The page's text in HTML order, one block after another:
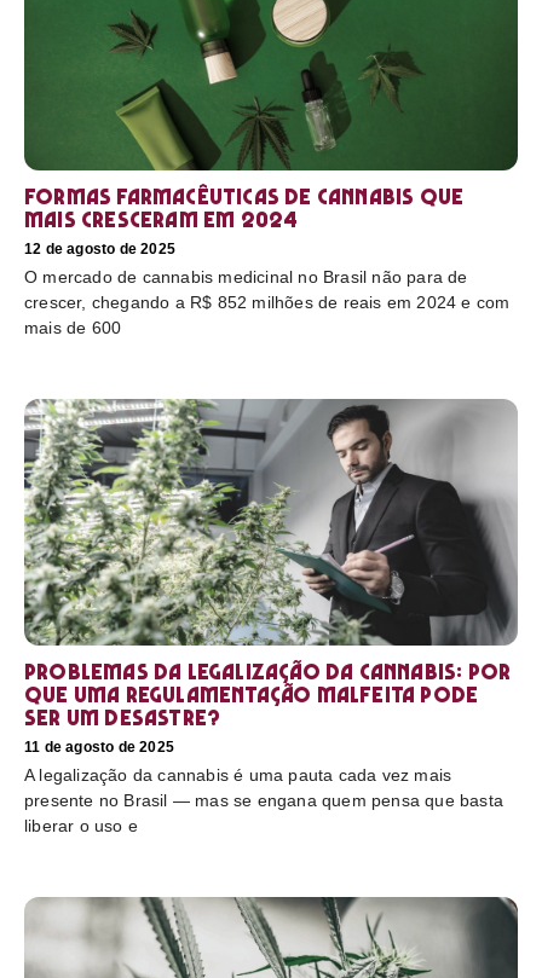
Formas farmacêuticas de cannabis que
mais cresceram em 2024
12 de agosto de 2025
O mercado de cannabis medicinal no Brasil não para de
crescer, chegando a R$ 852 milhões de reais em 2024 e com
mais de 600
Problemas da legalização da cannabis: por
que uma regulamentação malfeita pode
ser um desastre?
11 de agosto de 2025
A legalização da cannabis é uma pauta cada vez mais
presente no Brasil — mas se engana quem pensa que basta
liberar o uso e